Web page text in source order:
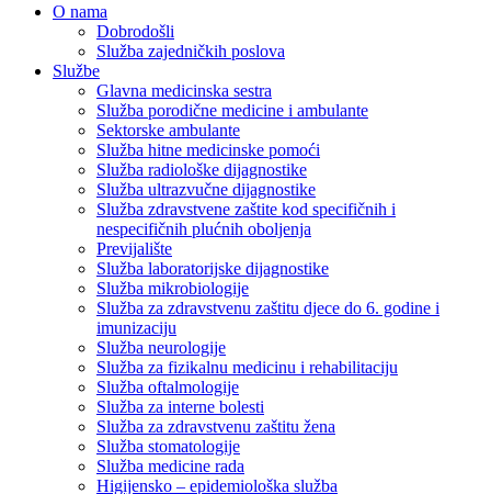
O nama
Dobrodošli
Služba zajedničkih poslova
Službe
Glavna medicinska sestra
Služba porodične medicine i ambulante
Sektorske ambulante
Služba hitne medicinske pomoći
Služba radiološke dijagnostike
Služba ultrazvučne dijagnostike
Služba zdravstvene zaštite kod specifičnih i
nespecifičnih plućnih oboljenja
Previjalište
Služba laboratorijske dijagnostike
Služba mikrobiologije
Služba za zdravstvenu zaštitu djece do 6. godine i
imunizaciju
Služba neurologije
Služba za fizikalnu medicinu i rehabilitaciju
Služba oftalmologije
Služba za interne bolesti
Služba za zdravstvenu zaštitu žena
Služba stomatologije
Služba medicine rada
Higijensko – epidemiološka služba